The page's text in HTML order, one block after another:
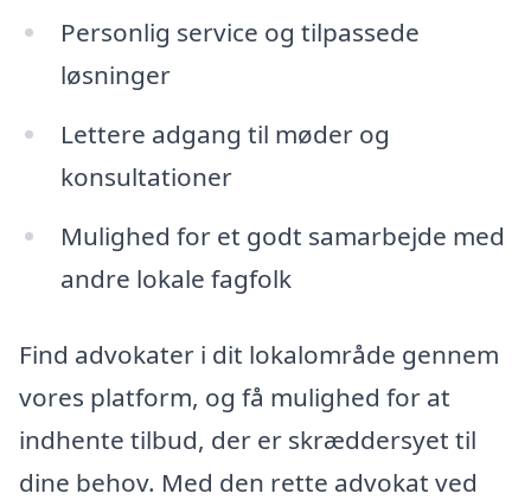
Personlig service og tilpassede
løsninger
Lettere adgang til møder og
konsultationer
Mulighed for et godt samarbejde med
andre lokale fagfolk
Find advokater i dit lokalområde gennem
vores platform, og få mulighed for at
indhente tilbud, der er skræddersyet til
dine behov. Med den rette advokat ved